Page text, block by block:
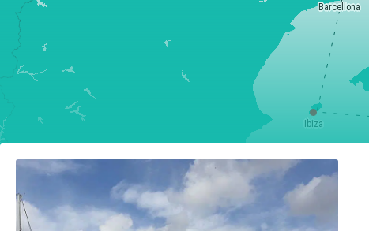
Ibiza
Barcellona